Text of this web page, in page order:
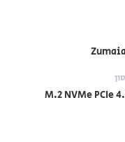
M.2 NVMe PCIe